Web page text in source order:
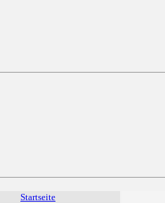
Startseite